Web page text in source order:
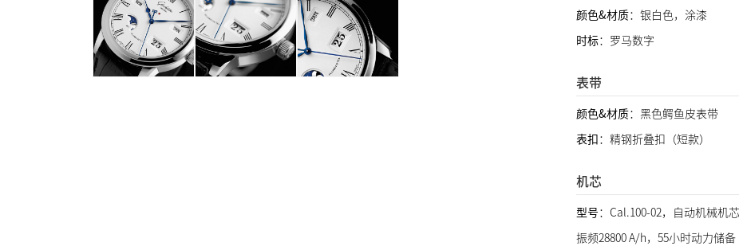
颜色&材质：银白色，涂漆
时标：罗马数字
表带
颜色&材质：黑色鳄鱼皮表带
表扣：精钢折叠扣（短款）
机芯
型号：Cal.100-02，自动机械机芯
振频28800 A/h，55小时动力储备